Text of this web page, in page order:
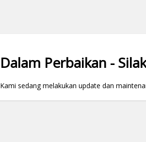
Dalam Perbaikan -
Kami sedang melakukan update dan